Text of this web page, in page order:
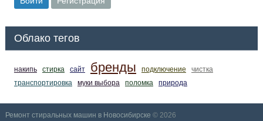
Облако тегов
накипь стирка сайт бренды подключение
чистка
транспортировка
муки выбора поломка природа
Ремонт стиральных машин в Новосибирске © 2026